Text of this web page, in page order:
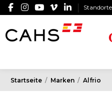
Standorte
Startseite Marken Alfrio